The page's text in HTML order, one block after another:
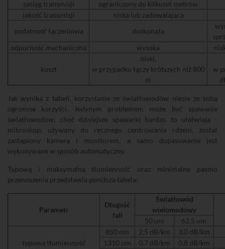
zasięg transmisji
ograniczony do kilkuset metrów
jakość transmisji
niska lub zadowalająca
podatność łączeniowa
doskonała
odporność mechaniczna
wysoka
koszt
niski,
w przypadku łączy krótszych niż 800
m
w
Jak wynika z tabeli, korzystanie ze światłowodów niesie ze sobą
ogromne korzyści. Jedynym problemem może być spawanie
światłowodów, choć dzisiejsze spawarki bardzo to ułatwiają -
mikroskop, używany do ręcznego centrowania rdzeni, został
zastąpiony kamerą i monitorem, a samo dopasowanie jest
wykonywane w sposób automatyczny.
Typową i maksymalną tłumienność oraz minimalne pasmo
przenoszenia przedstawia poniższa tabela:
Parametr
Długość
fali
Światłowód
wielomodowy
50 um
62,5 um
typowa tłumienność
850 nm 2,5 dB/km
3,0 dB/km
1310 nm
0,7 dB/km
0,8 dB/km